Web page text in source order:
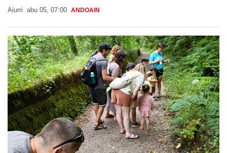
Aiurri abu 05, 07:00 ANDOAIN